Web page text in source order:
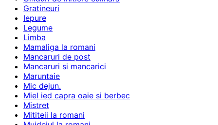
Gratineuri
Iepure
Legume
Limba
Mamaliga la romani
Mancaruri de post
Mancaruri si mancarici
Maruntaie
Mic dejun.
Miel ied capra oaie si berbec
Mistret
Mititeii la romani